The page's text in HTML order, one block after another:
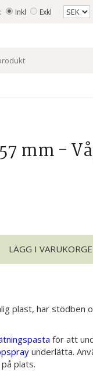
Inkl Exkl
mm -
LÄGG I
plast, har stödben
för att
underlätta.
plats.